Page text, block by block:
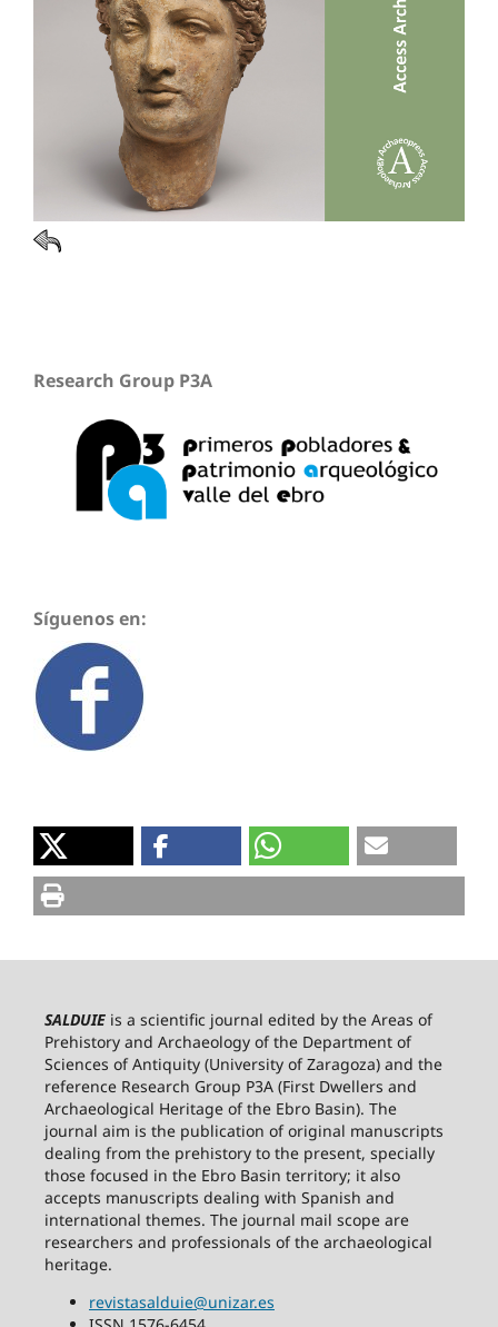
Research Group P3A
Síguenos en:
SALDUIE is a scientific journal edited by the Areas of
Prehistory and Archaeology of the Department of
Sciences of Antiquity (University of Zaragoza) and the
reference Research Group P3A (First Dwellers and
Archaeological Heritage of the Ebro Basin). The
journal aim is the publication of original manuscripts
dealing from the prehistory to the present, specially
those focused in the Ebro Basin territory; it also
accepts manuscripts dealing with Spanish and
international themes. The journal mail scope are
researchers and professionals of the archaeological
heritage.
revistasalduie@unizar.es